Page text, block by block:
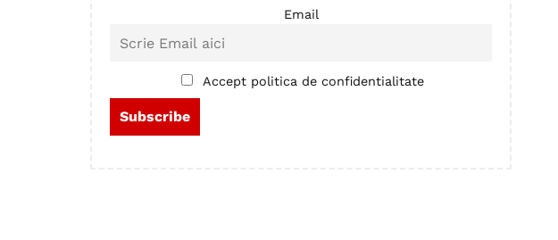
Email
Accept politica de confidentialitate